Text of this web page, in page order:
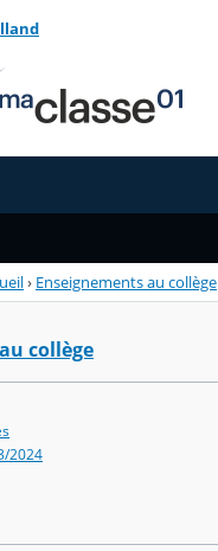
› Enseignements au collège
collège
2024